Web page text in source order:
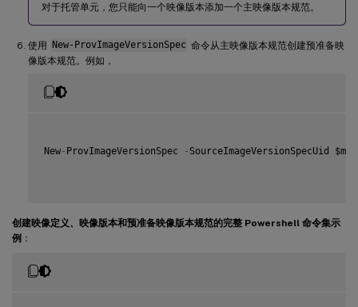
对于托管单元，您只能向一个映像版本添加一个主映像版本规范。
使用 New-ProvImageVersionSpec 命令从主映像版本规范创建预准备映
像版本规范。例如，
New- ProvImageVersionSpec - SourceImageVersionSpecUid
创建映像定义、映像版本和预准备映像版本规范的完整 Powershell 命令集示
例 ：